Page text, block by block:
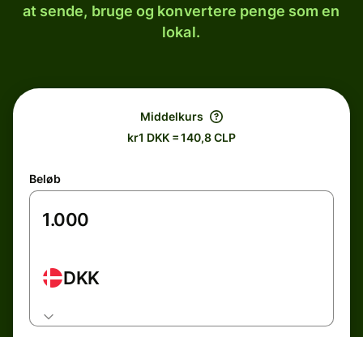
at sende, bruge og konvertere penge som en
lokal.
Middelkurs
kr1 DKK = 140,8 CLP
Beløb
DKK